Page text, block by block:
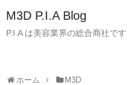
M3D P.I.A Blog
P.I.A は美容業界の総合商社です
ホーム M3D